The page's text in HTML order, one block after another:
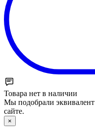
Товара нет в наличии
Мы подобрали эквивалент
сайте.
×